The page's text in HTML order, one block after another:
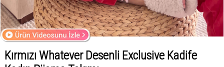
Kırmızı Whatever Desenli Exclusive Kadife